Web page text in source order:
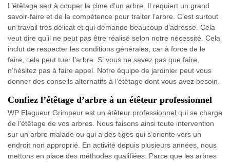
L’étêtage sert à couper la cime d’un arbre. Il requiert un grand
savoir-faire et de la compétence pour traiter l’arbre. C’est surtout
un travail très délicat et qui demande beaucoup d’adresse. Cela
veut dire qu’il ne peut pas être réalisé selon notre nécessité. Cela
inclut de respecter les conditions générales, car à force de le
faire, cela peut tuer l’arbre. Si vous ne savez pas que faire,
n’hésitez pas à faire appel. Notre équipe de jardinier peut vous
donner des conseils alternatifs à l’étêtage dont vous avez besoin.
Confiez l’étêtage d’arbre à un étêteur professionnel
WP Elagueur Grimpeur est un étêteur professionnel qui se charge
de l'étêtage de vos arbres. Nous faisons ainsi toute intervention
sur un arbre malade ou qui a des tiges qui s’oriente vers un
endroit non approprié. En activité depuis plusieurs années, nous
mettons en place des méthodes qualifiées. Parce que les arbres